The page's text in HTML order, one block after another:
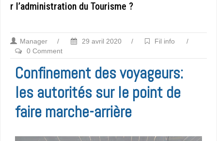
r l’administration du Tourisme ?
Manager / 29 avril 2020 / Fil info
/
0 Comment
Confinement des voyageurs:
les autorités sur le point de
faire marche-arrière